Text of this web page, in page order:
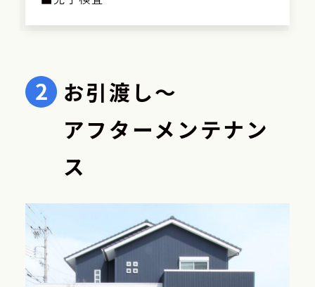
お引渡し～
アフターメンテナン
ス